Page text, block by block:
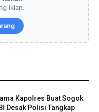
iklan.
Kapolres Buat Sogok
Desak Polisi Tangkap